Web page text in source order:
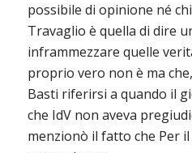
possibile di opinione né
Travaglio è quella di dire
inframmezzare quelle
proprio vero non è ma
Basti riferirsi a quando il
che IdV non aveva
menzionò il fatto che Per